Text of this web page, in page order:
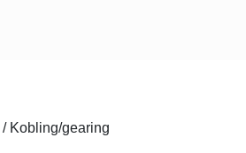
/Kobling/gearing